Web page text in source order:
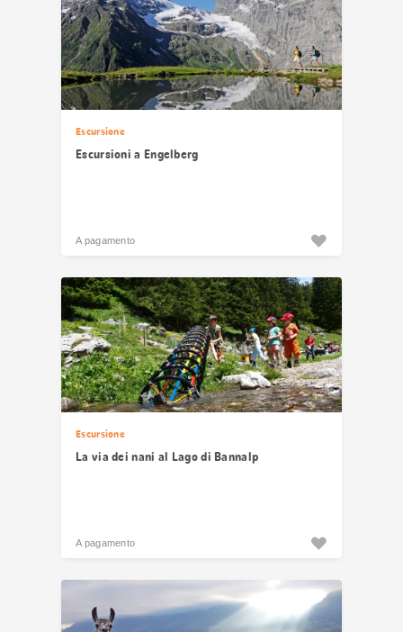
Escursione
Escursioni a Engelberg
A pagamento
Escursione
La via dei nani al Lago di Bannalp
A pagamento